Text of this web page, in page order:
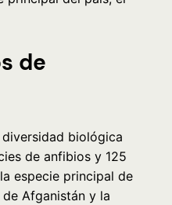
de
biológica
de anfibios y 125
especie principal de
Afganistán y la